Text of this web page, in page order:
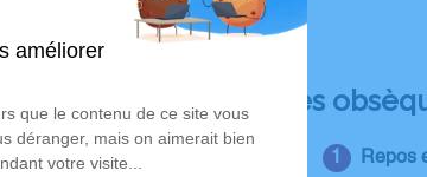
Déroulé des
Repos